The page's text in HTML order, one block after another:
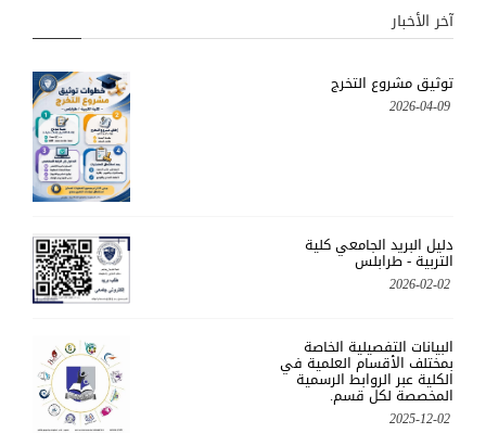
آخر الأخبار
توثيق مشروع التخرج
2026-04-09
دليل البريد الجامعي كلية
التربية - طرابلس
2026-02-02
البيانات التفصيلية الخاصة
بمختلف الأقسام العلمية في
الكلية عبر الروابط الرسمية
المخصصة لكل قسم.
2025-12-02